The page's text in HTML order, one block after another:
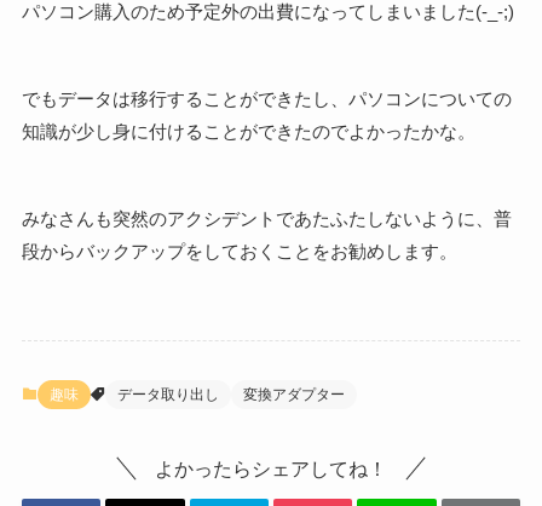
パソコン購入のため予定外の出費になってしまいました(-_-;)
でもデータは移行することができたし、パソコンについての
知識が少し身に付けることができたのでよかったかな。
みなさんも突然のアクシデントであたふたしないように、普
段からバックアップをしておくことをお勧めします。
趣味 データ取り出し 変換アダプター
よかったらシェアしてね！